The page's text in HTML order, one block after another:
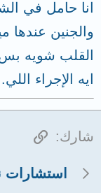
انا حامل في
والجنين عندها
القلب شويه
ايه الإجراء
شارك: الرابط
استشارات